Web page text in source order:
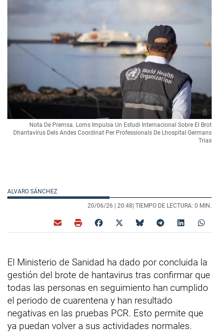
Nota De Premsa. Loms Impulsa Un Estudi Internacional Sobre El Brot
Dhantavirus Dels Andes Coordinat Per Professionals De Lhospital Germans
Trias
ALVARO SÁNCHEZ
20/06/26 | 20:48| TIEMPO DE LECTURA: 0 MIN.
El Ministerio de Sanidad ha dado por concluida la
gestión del brote de hantavirus tras confirmar que
todas las personas en seguimiento han cumplido
el periodo de cuarentena y han resultado
negativas en las pruebas PCR. Esto permite que
ya puedan volver a sus actividades normales.